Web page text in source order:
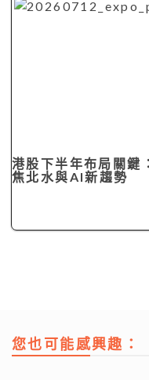
港股下半年布局關鍵
焦北水與AI新趨勢
您也可能感興趣：